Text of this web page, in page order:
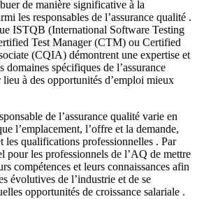
de manière significative à la
les responsables de l’assurance qualité .
ISTQB (International Software Testing
Test Manager (CTM) ou Certified
(CQIA) démontrent une expertise et
domaines spécifiques de l’assurance
à des opportunités d’emploi mieux
de l’assurance qualité varie en
l’emplacement, l’offre et la demande,
les qualifications professionnelles . Par
pour les professionnels de l’AQ de mettre
compétences et leurs connaissances afin
évolutives de l’industrie et de se
opportunités de croissance salariale .